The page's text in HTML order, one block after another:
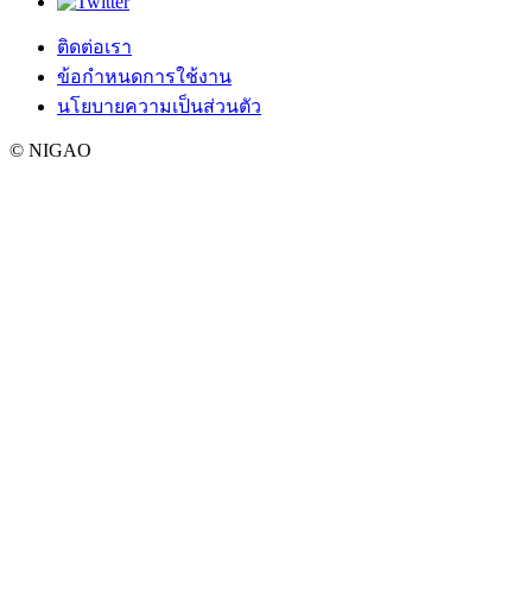
ติดต่อเรา
ข้อกำหนดการใช้งาน
นโยบายความเป็นส่วนตัว
© NIGAO